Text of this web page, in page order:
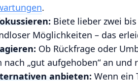
.
Biete lieber zwei
Möglichkeiten – das
Ob Rückfrage oder
nach „gut aufgehoben“ an und
anbieten: Wenn ein